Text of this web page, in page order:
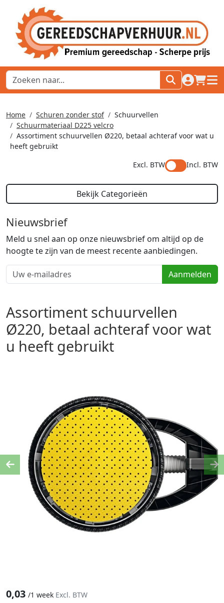
naar
Home Schuren zonder stof
Schuurvellen
Schuurmateriaal D225 velcro
Assortiment schuurvellen Ø220, betaal achteraf voor wat u
heeft gebruikt
Excl. BTW
Incl. BTW
Bekijk Categorieën
Nieuwsbrief
Meld u snel aan op onze nieuwsbrief om altijd op de
hoogte te zijn van de meest recente aanbiedingen.
Aanmelden
Assortiment schuurvellen
Ø220, betaal achteraf voor wat
u heeft gebruikt
0,03 /1 week Excl. BTW
Previous